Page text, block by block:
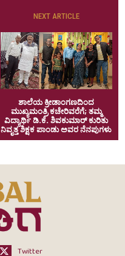
NEXT ARTICLE
ಶಾಲೆಯ ಕ್ರೀಡಾಂಗಣದಿಂದ
ಮುಖ್ಯಮಂತ್ರಿ ಕಚೇರಿವರೆಗೆ; ತಮ್ಮ
ವಿದ್ಯಾರ್ಥಿ ಡಿ.ಕೆ. ಶಿವಕುಮಾರ್ ಕುರಿತು
ನಿವೃತ್ತ ಶಿಕ್ಷಕ ಪಾಂಡು ಅವರ ನೆನಪುಗಳು
Twitter